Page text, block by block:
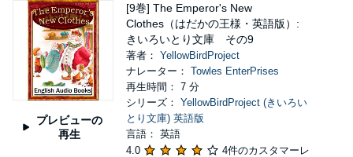
プレビューの
再生
[9巻] The Emperor's New
Clothes（はだかの王様・英語版）:
きいろいとり文庫 その9
著者： YellowBirdProject
ナレーター： Towles EnterPrises
再生時間： 7 分
シリーズ： YellowBirdProject (きいろい
とり文庫) 英語版
言語： 英語
4.0
4件のカスタマーレ